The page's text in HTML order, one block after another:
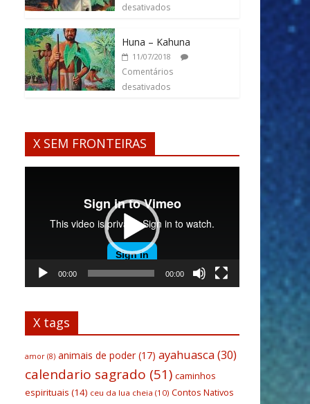
desativados
Huna – Kahuna
11/07/2018
Comentários
desativados
X SEM FRONTEIRAS
00:00 00:00
X tags
amor (8) animais de poder(17) ayahuasca(30)
calendario sagrado (51) caminhos
espirituais (14) ceu da lua cheia (10) Contos Nativos